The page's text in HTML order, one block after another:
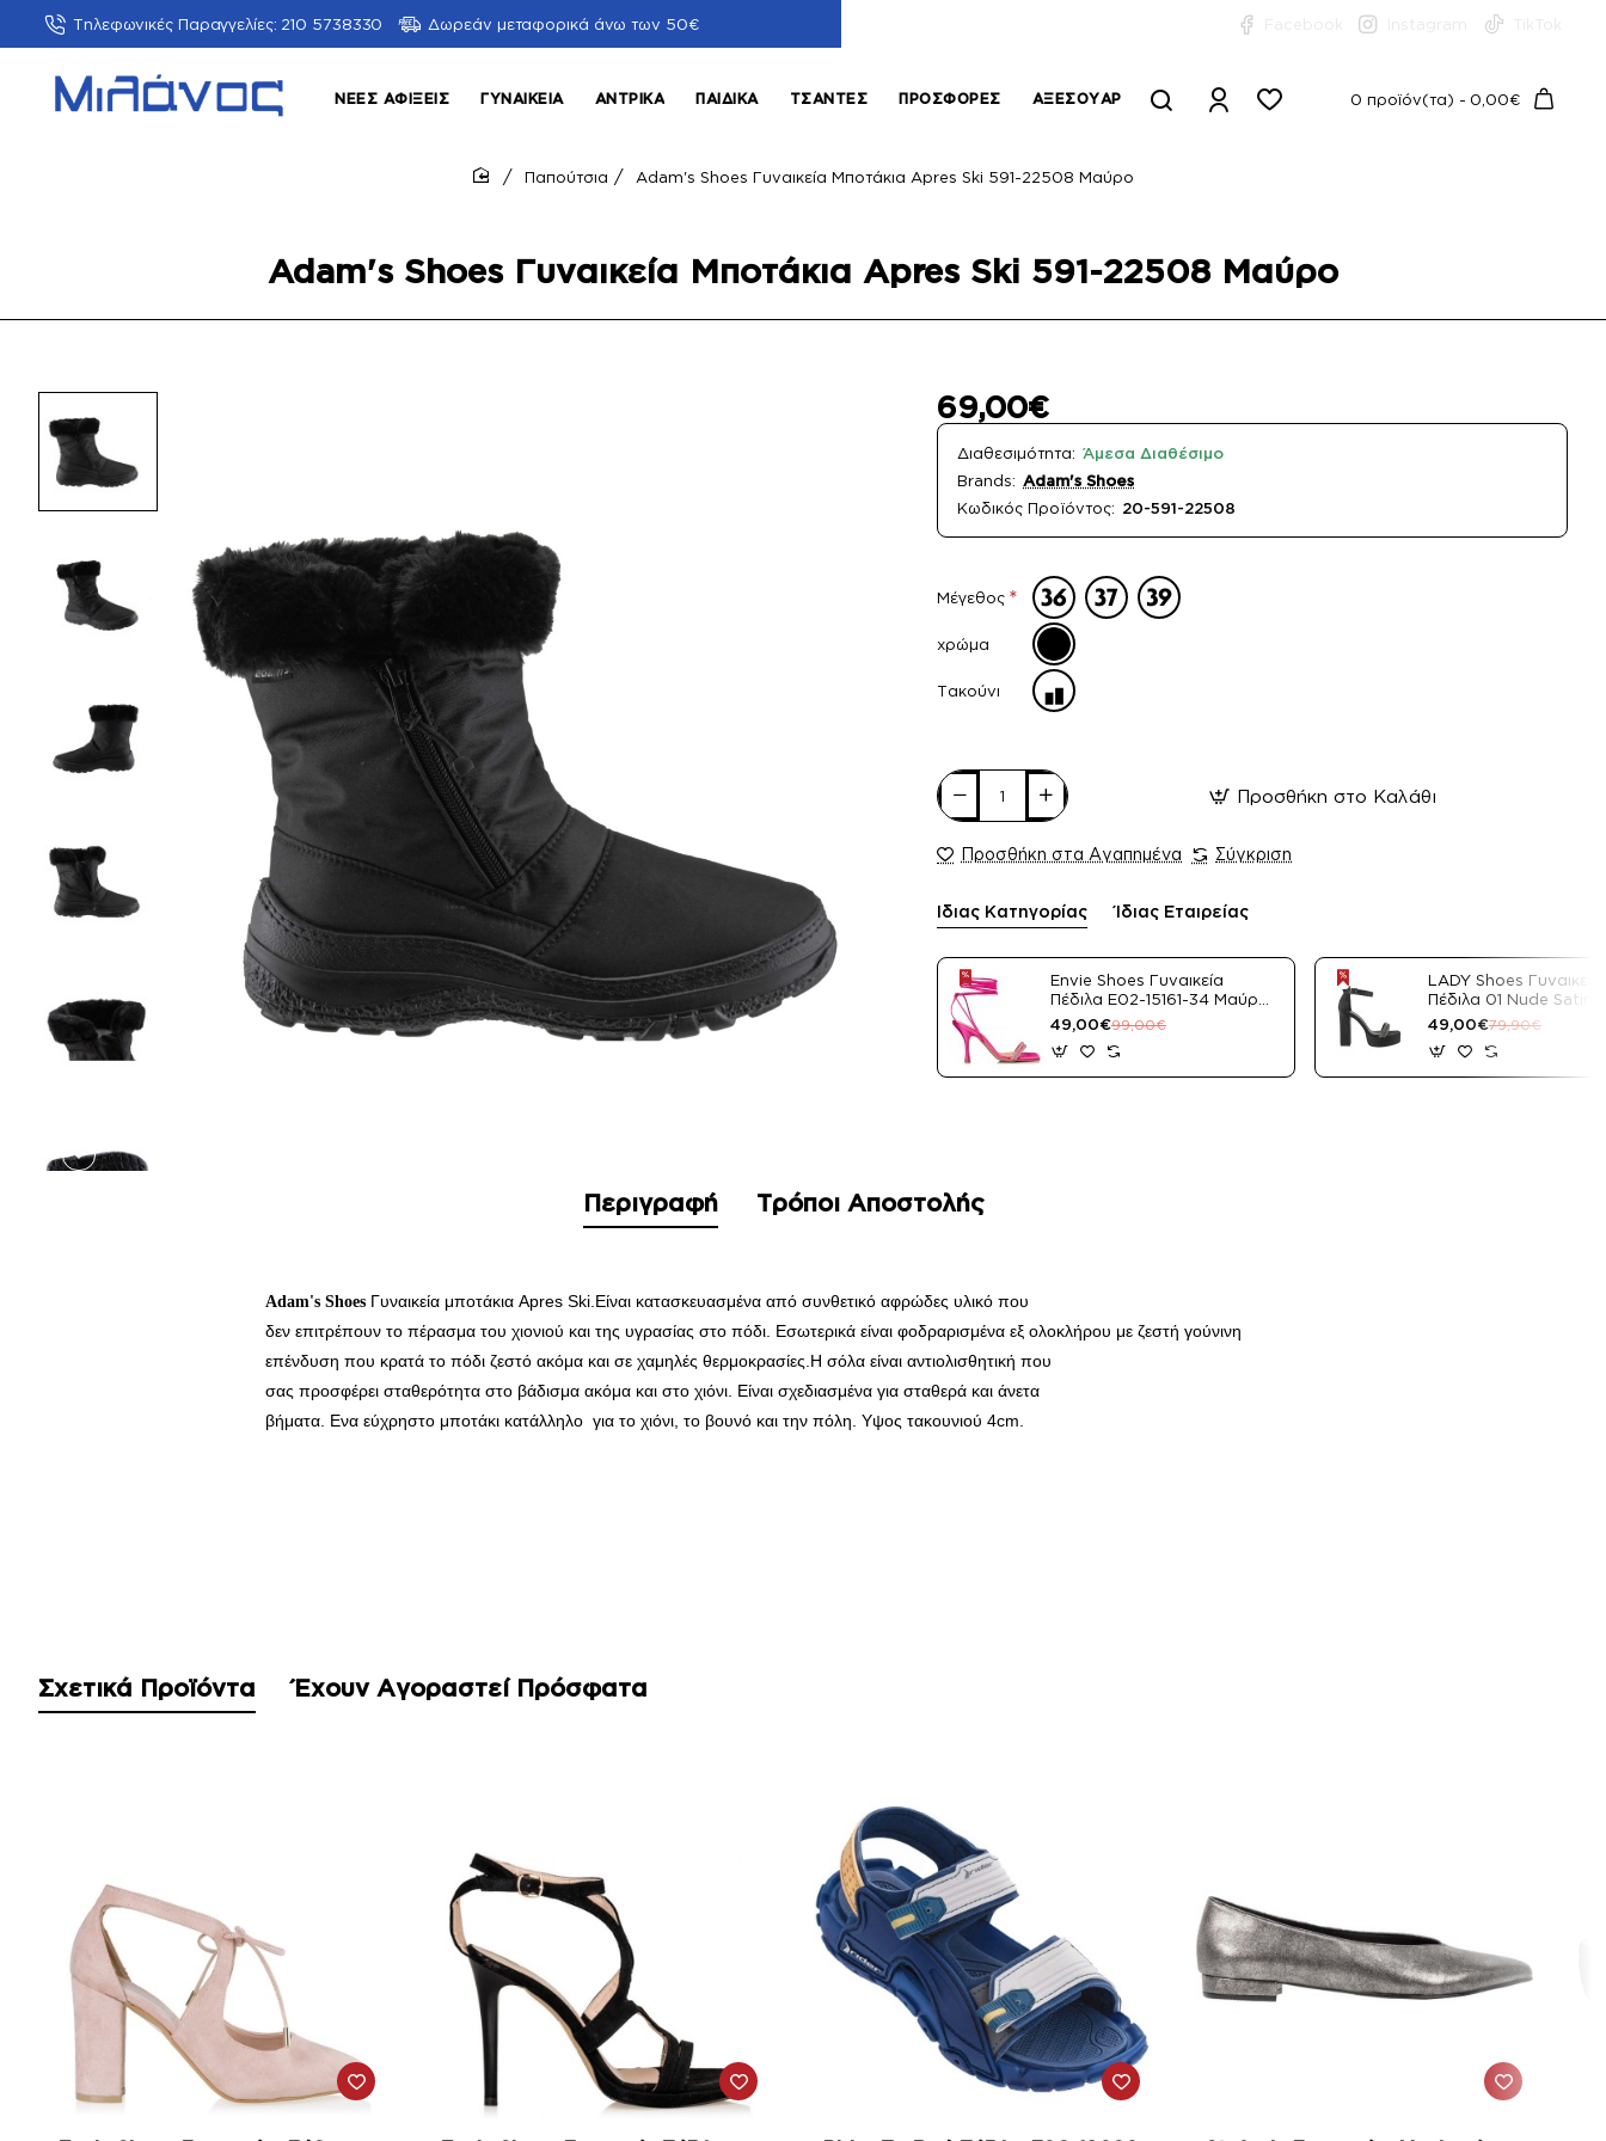
Τηλεφωνικές Παραγγελίες: 210 5738330 Δωρεάν μεταφορικά άνω των 50€
ΝΈΕΣ ΑΦΊΞΕΙΣ ΓΥΝΑΙΚΕΊΑ ΑΝΤΡΙΚΆ ΠΑΙΔΙΚΆ ΤΣΆΝΤΕΣ ΠΡΟΣΦΟΡΈΣ ΑΞΕΣΟΥΆΡ 0 προϊόν(τα) - 0,00€
Adam's Shoes Γυναικεία Μποτάκια Apres Ski 591-22508 Μαύρο
Παπούτσια Adam's Shoes Γυναικεία Μποτάκια Apres Ski 591-22508 Μαύρο
69,00€
Διαθεσιμότητα: Άμεσα Διαθέσιμο
Brands: Adam's Shoes
Κωδικός Προϊόντος: 20-591-22508
Μέγεθος
χρώμα
Τακούνι
Προσθήκη στο Καλάθι
Προσθήκη στα Αγαπημένα Σύγκριση
Ίδιας Κατηγορίας Ίδιας Εταιρείας
Envie Shoes Γυναικεία
Πέδιλα E02-15161-34 Μαύρο
Satin
49,00€99,00€
LADY Shoes Γυναικεία
Πέδιλα 01 Nude Satin
49,00€79,90€
Περιγραφή Τρόποι Αποστολής
Adam's Shoes Γυναικεία μποτάκια Apres Ski. Είναι κατασκευασμένα από συνθετικό αφρώδες υλικό που
δεν επιτρέπουν το πέρασμα του χιονιού και της υγρασίας στο πόδι. Εσωτερικά είναι φοδραρισμένα εξ ολοκλήρου με ζεστή γούνινη
επένδυση που κρατά το πόδι ζεστό ακόμα και σε χαμηλές θερμοκρασίες.Η σόλα είναι αντιολισθητική που
σας προσφέρει σταθερότητα στο βάδισμα ακόμα και στο χιόνι. Είναι σχεδιασμένα για σταθερά και άνετα
βήματα. Ενα εύχρηστο μποτάκι κατάλληλο για το χιόνι, το βουνό και την πόλη. Υψος τακουνιού 4cm.
Σχετικά Προϊόντα Έχουν Αγοραστεί Πρόσφατα